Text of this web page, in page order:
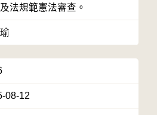
法規範憲法審查。
08-12